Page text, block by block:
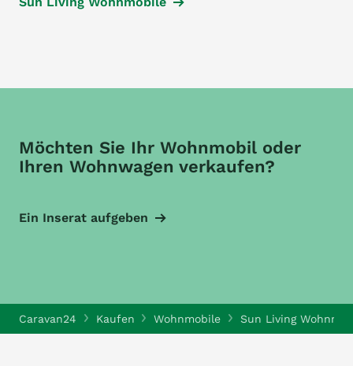
Möchten Sie Ihr Wohnmobil oder
Ihren Wohnwagen verkaufen?
Ein Inserat aufgeben
Caravan24 Kaufen Wohnmobile Sun Living